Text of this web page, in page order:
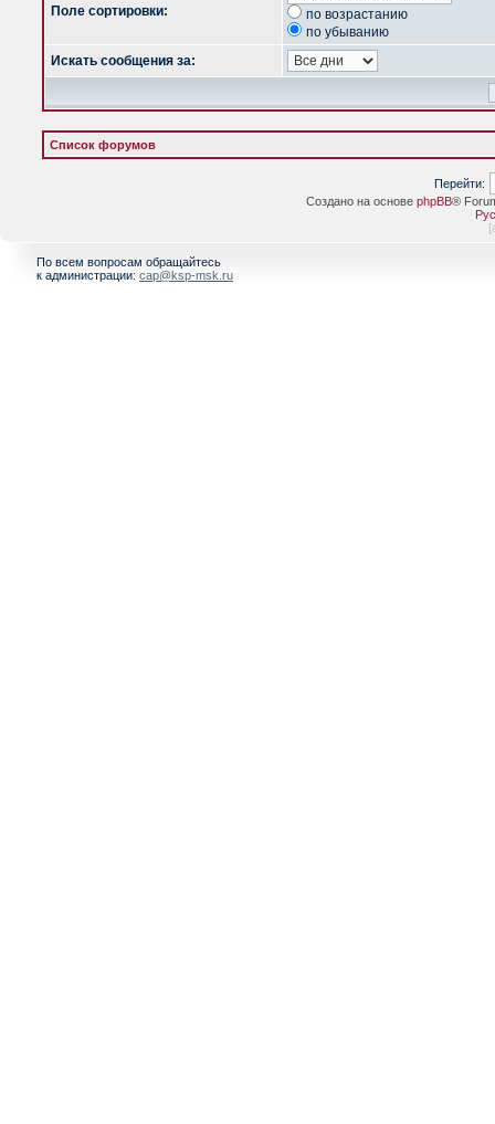
Поле сортировки:
по возрастанию
по убыванию
Искать сообщения за:
Список форумов
Перейти:
Создано на основе phpBB®
[
По всем вопросам обращайтесь
к администрации: cap@ksp-msk.ru